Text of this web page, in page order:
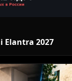
Elantra 2027